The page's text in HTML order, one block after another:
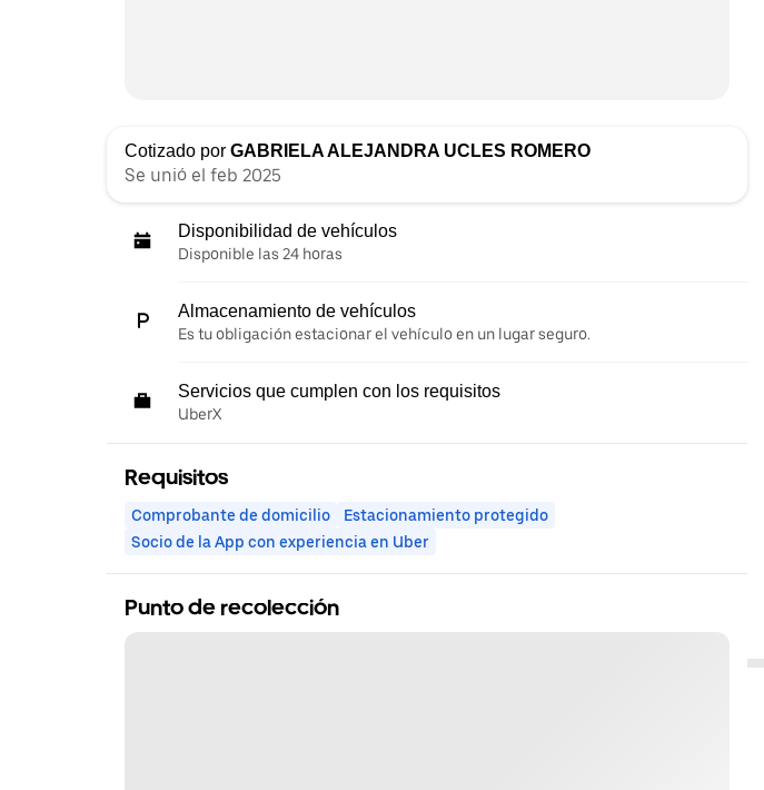
Cotizado por GABRIELA ALEJANDRA UCLES ROMERO
Se unió el feb 2025
Disponibilidad de vehículos
Disponible las 24 horas
Almacenamiento de vehículos
Es tu obligación estacionar el vehículo en un lugar seguro.
Servicios que cumplen con los requisitos
UberX
Requisitos
Comprobante de domicilio
Estacionamiento protegido
Socio de la App con experiencia en Uber
Punto de recolección